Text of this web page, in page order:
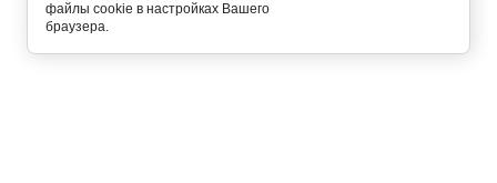
файлы cookie в настройках Вашего
браузера.